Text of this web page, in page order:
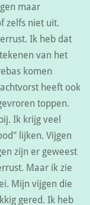
maar
zelfs niet uit.
Ik heb dat
van het
komen
heeft ook
toppen.
Ik krijg veel
lijken. Vijgen
zijn er geweest
Maar ik zie
Mijn vijgen die
gered. Ik heb